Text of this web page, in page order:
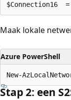
Maak lokale
Azure PowerShell
Stap 2: een